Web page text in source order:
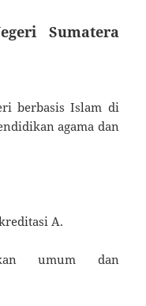
Sumatera
berbasis Islam di
agama dan
A.
umum dan